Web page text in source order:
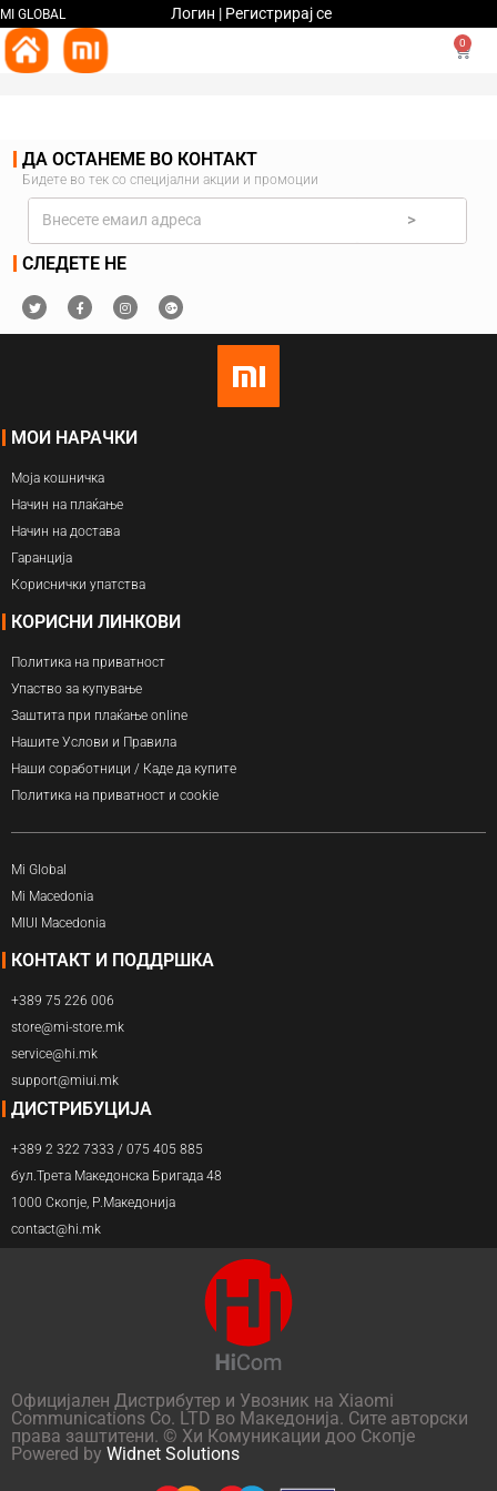
MI GLOBAL Логин | Регистрирај се
0
ДА ОСТАНЕМЕ ВО КОНТАКТ
Бидете во тек со специјални акции и промоции
>
СЛЕДЕТЕ НЕ
МОИ НАРАЧКИ
Моја кошничка
Начин на плаќање
Начин на достава
Гаранција
Кориснички упатства
КОРИСНИ ЛИНКОВИ
Политика на приватност
Упаство за купување
Заштита при плаќање online
Нашите Услови и Правила
Наши соработници / Каде да купите
Политика на приватност и cookie
Mi Global
Mi Macedonia
MIUI Macedonia
КОНТАКТ И ПОДДРШКА
+389 75 226 006
store@mi-store.mk
service@hi.mk
support@miui.mk
ДИСТРИБУЦИЈА
+389 2 322 7333 / 075 405 885
бул.Трета Македонска Бригада 48
1000 Скопје, Р.Македонија
contact@hi.mk
Официјален Дистрибутер и Увозник на Xiaomi
Communications Co. LTD во Македонија. Сите авторски
права заштитени. © Хи Комуникации доо Скопје
Powered by Widnet Solutions